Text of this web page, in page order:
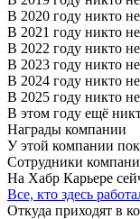
В 2020 году никто
В 2021 году никто
В 2022 году никто
В 2023 году никто
В 2024 году никто
В 2025 году никто
В этом году ещё
Награды компании
У этой компании
Сотрудники
На Хабр Карьере
Все, кто здесь
Откуда приходят в